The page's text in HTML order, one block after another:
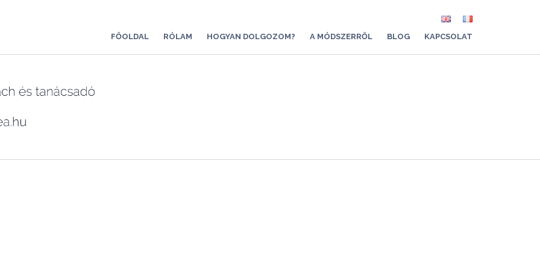
FŐOLDAL RÓLAM HOGYAN DOLGOZOM? A MÓDSZERRŐL BLOG KAPCSOLAT